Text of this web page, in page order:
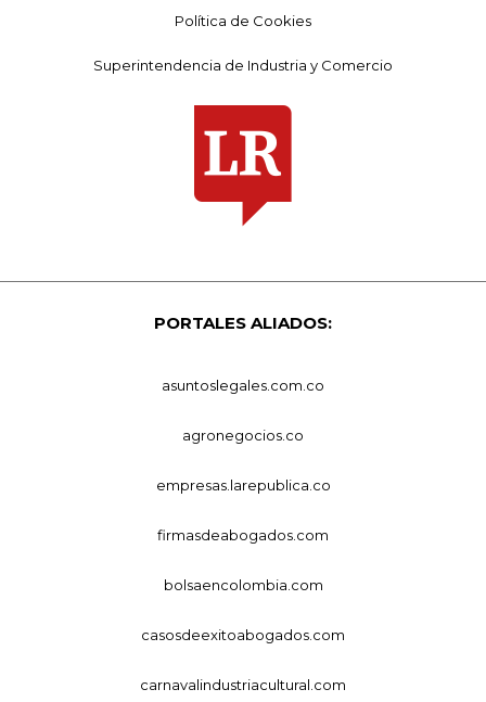
Política de Cookies
Superintendencia de Industria y Comercio
PORTALES ALIADOS:
asuntoslegales.com.co
agronegocios.co
empresas.larepublica.co
firmasdeabogados.com
bolsaencolombia.com
casosdeexitoabogados.com
carnavalindustriacultural.com